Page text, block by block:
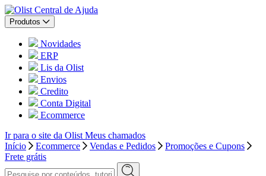
Central de Ajuda
Produtos
Novidades
ERP
Lis da Olist
Envios
Credito
Conta Digital
Ecommerce
Ir para o site da Olist Meus chamados
Início
Ecommerce Vendas e Pedidos
Promoções e Cupons
Frete grátis